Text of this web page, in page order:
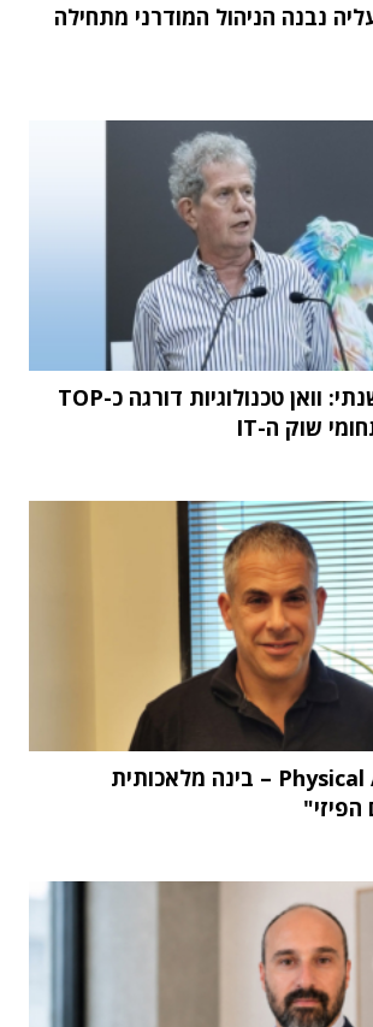
נבנה הניהול המודרני מתחילה
מחקר STKI השנתי: וואן טכנולוגיות דורגה כ-TOP
"העתיד הוא Physical AI – בינה מלאכותית